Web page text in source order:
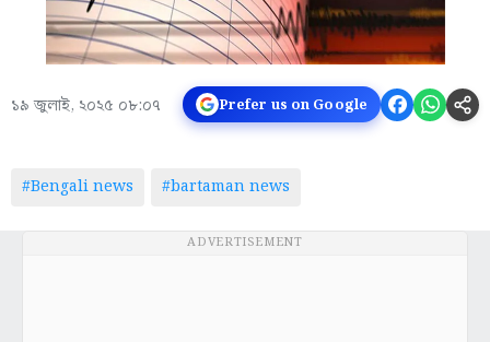
১৯ জুলাই, ২০২৫ ০৮:০৭ Prefer us on Google
#Bengali news #bartaman news
ADVERTISEMENT